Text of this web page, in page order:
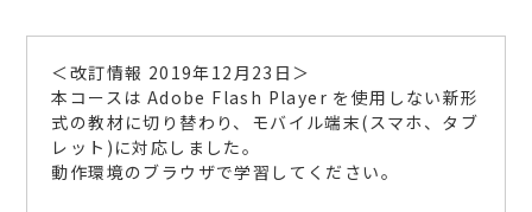
＜改訂情報 2019年12月23日＞
本コースは Adobe Flash Player を使用しない新形
式の教材に切り替わり、モバイル端末(スマホ、タブ
レット)に対応しました。
動作環境のブラウザで学習してください。